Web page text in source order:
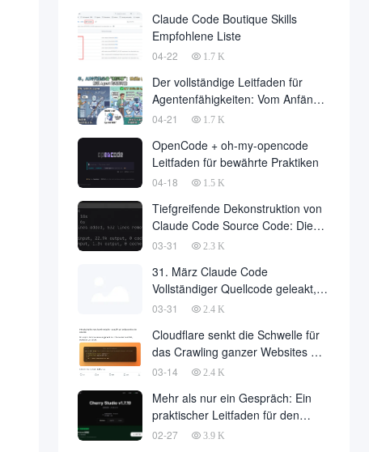
Claude Code Boutique Skills
Empfohlene Liste
04-22 1.7 K
Der vollständige Leitfaden für
Agentenfähigkeiten: Vom Anfänger
zum Meister
04-21 1.7 K
OpenCode + oh-my-opencode
Leitfaden für bewährte Praktiken
04-18 1.5 K
Tiefgreifende Dekonstruktion von
Claude Code Source Code: Die
Philosophie der
Zeilen Code
03-31 2.3 K
31. März Claude Code
Vollständiger Quellcode geleakt,
510.000 Zeilen Kerncode über das
03-31 2.4 K
Cloudflare senkt die Schwelle für
das Crawling ganzer Websites mit
einer einzigen API-Anfrage auf
03-14 2.4 K
Mehr als nur ein Gespräch: Ein
praktischer Leitfaden für den
Einsatz von OpenClaw in Cherry
02-27 3.9 K